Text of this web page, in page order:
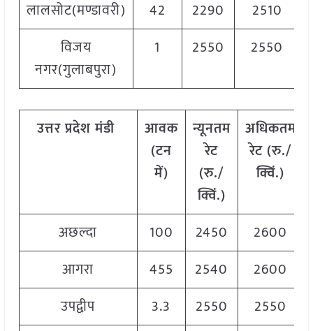
लालसोट(मण्डावरी) 42 2290 2510
विजय
नगर(गुलाबपुरा)
1 2550 2550
उत्तरप्रदेश मंडी
आवक
(टन
में)
न्यूनतम
रेट
(रु./
क्विं.)
अधिकतम
रेट (रु./
क्विं.)
अछल्दा 100 2450 2600
आगरा
455 2540 2600
उपद्वीप
3.3 2550 2550